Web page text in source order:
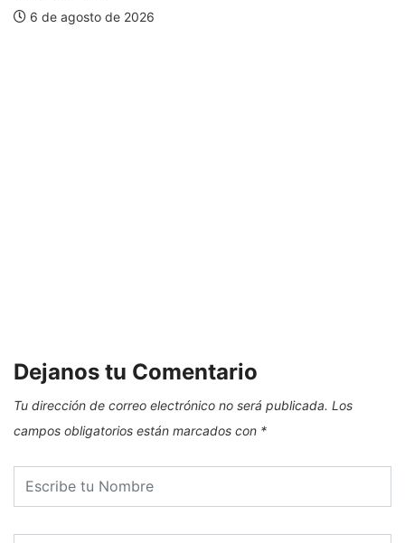
6 de agosto de 2026
Dejanos tu Comentario
Tu dirección de correo electrónico no será publicada. Los
campos obligatorios están marcados con *